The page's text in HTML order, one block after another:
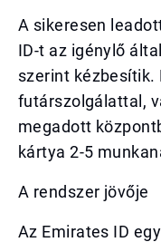
A sikeresen
ID-t az igénylő
szerint kézbesítik.
futárszolgálattal,
megadott
kártya 2-5
A rendszer jövője
Az Emirates ID